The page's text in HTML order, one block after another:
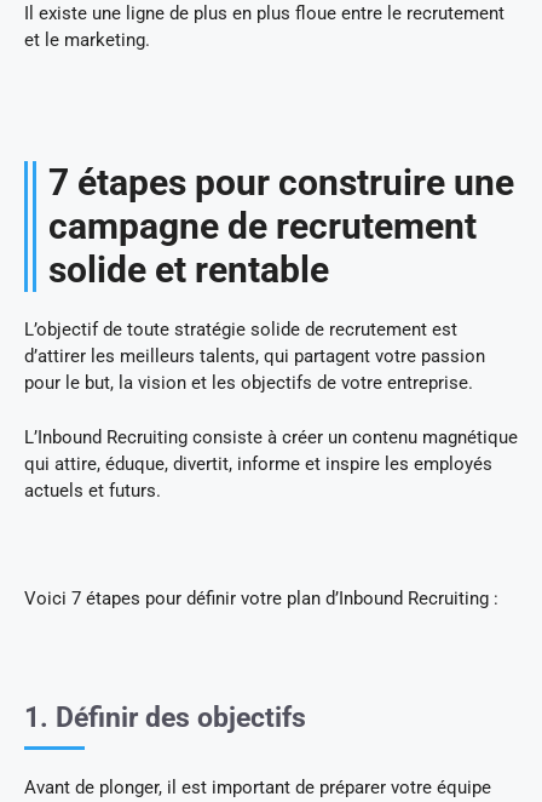
Il existe une ligne de plus en plus floue entre le recrutement
et le marketing.
7 étapes pour construire une
campagne de recrutement
solide et rentable
L’objectif de toute stratégie solide de recrutement est
d’attirer les meilleurs talents, qui partagent votre passion
pour le but, la vision et les objectifs de votre entreprise.
L’Inbound Recruiting consiste à créer un contenu magnétique
qui attire, éduque, divertit, informe et inspire les employés
actuels et futurs.
Voici 7 étapes pour définir votre plan d’Inbound Recruiting :
1. Définir des objectifs
Avant de plonger, il est important de préparer votre équipe